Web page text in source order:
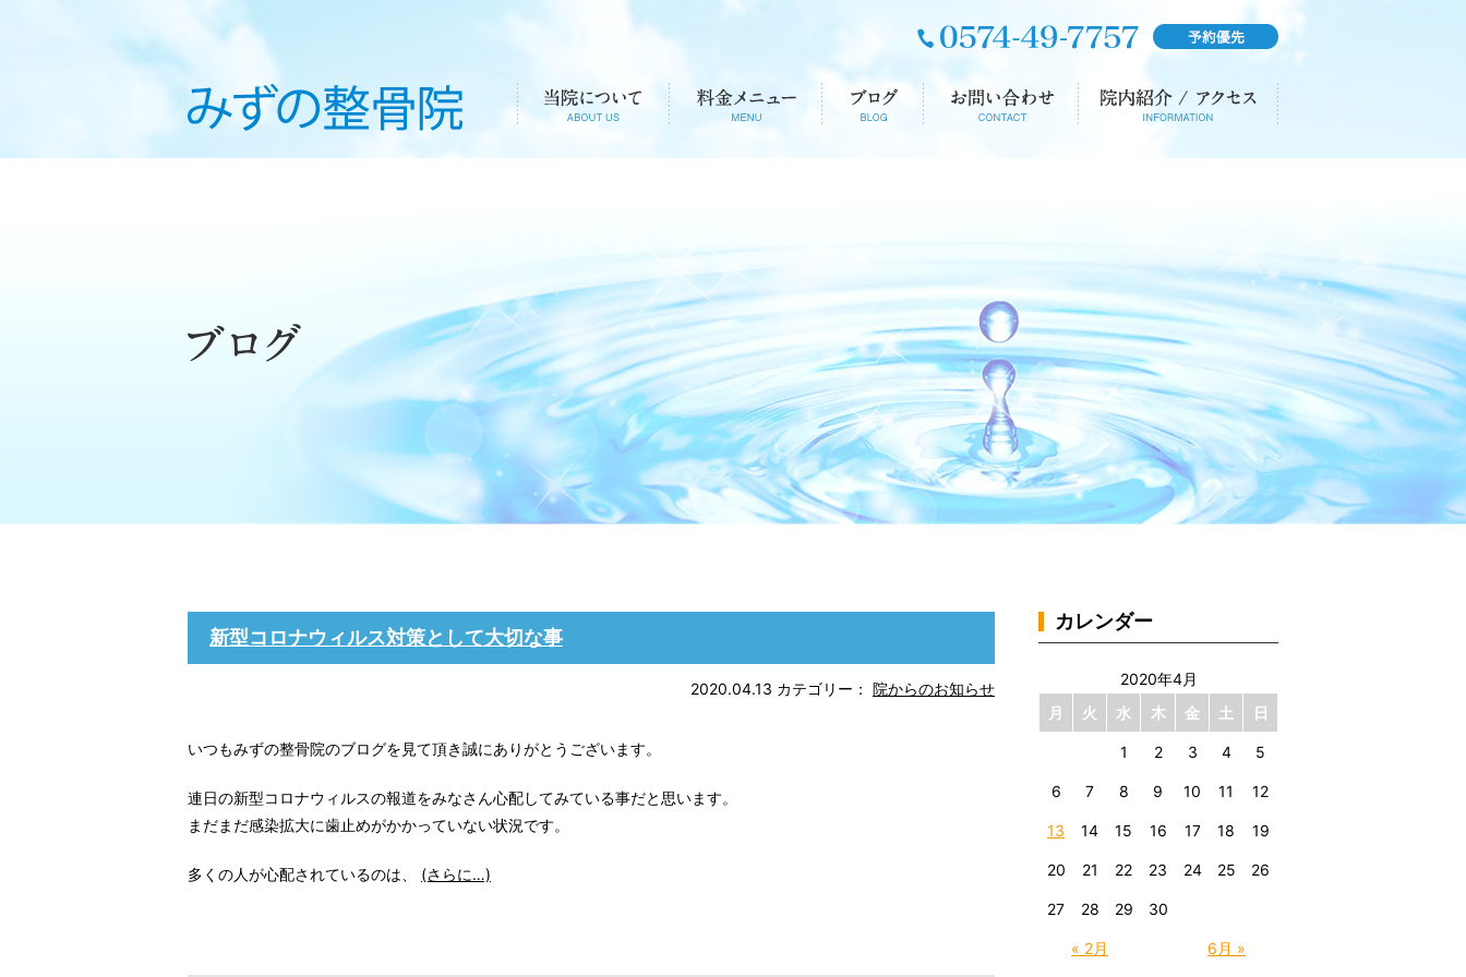
新型コロナウィルス対策として大切な事
2020.04.13 カテゴリー： 院からのお知らせ
いつもみずの整骨院のブログを見て頂き誠にありがとうございます。
連日の新型コロナウィルスの報道をみなさん心配してみている事だと思います。
まだまだ感染拡大に歯止めがかかっていない状況です。
多くの人が心配されているのは、 (さらに…)
カレンダー
2020年4月
月
火 水 木 金 土 日
« 2月 6月 »
1 2 3 4 5
6 7 8 9 10 11 12
13 14 15 16 17 18 19
20 21 22 23 24 25 26
27 28 29 30